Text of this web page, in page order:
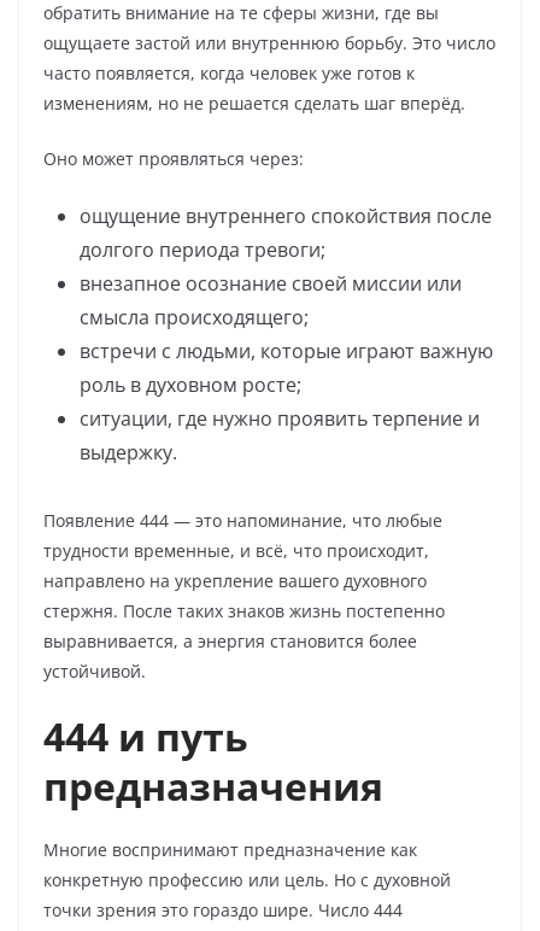
обратить внимание на те сферы жизни, где вы
ощущаете застой или внутреннюю борьбу. Это число
часто появляется, когда человек уже готов к
изменениям, но не решается сделать шаг вперёд.
Оно может проявляться через:
ощущение внутреннего спокойствия после
долгого периода тревоги;
внезапное осознание своей миссии или
смысла происходящего;
встречи с людьми, которые играют важную
роль в духовном росте;
ситуации, где нужно проявить терпение и
выдержку.
Появление 444 — это напоминание, что любые
трудности временные, и всё, что происходит,
направлено на укрепление вашего духовного
стержня. После таких знаков жизнь постепенно
выравнивается, а энергия становится более
устойчивой.
444 и путь
предназначения
Многие воспринимают предназначение как
конкретную профессию или цель. Но с духовной
точки зрения это гораздо шире. Число 444